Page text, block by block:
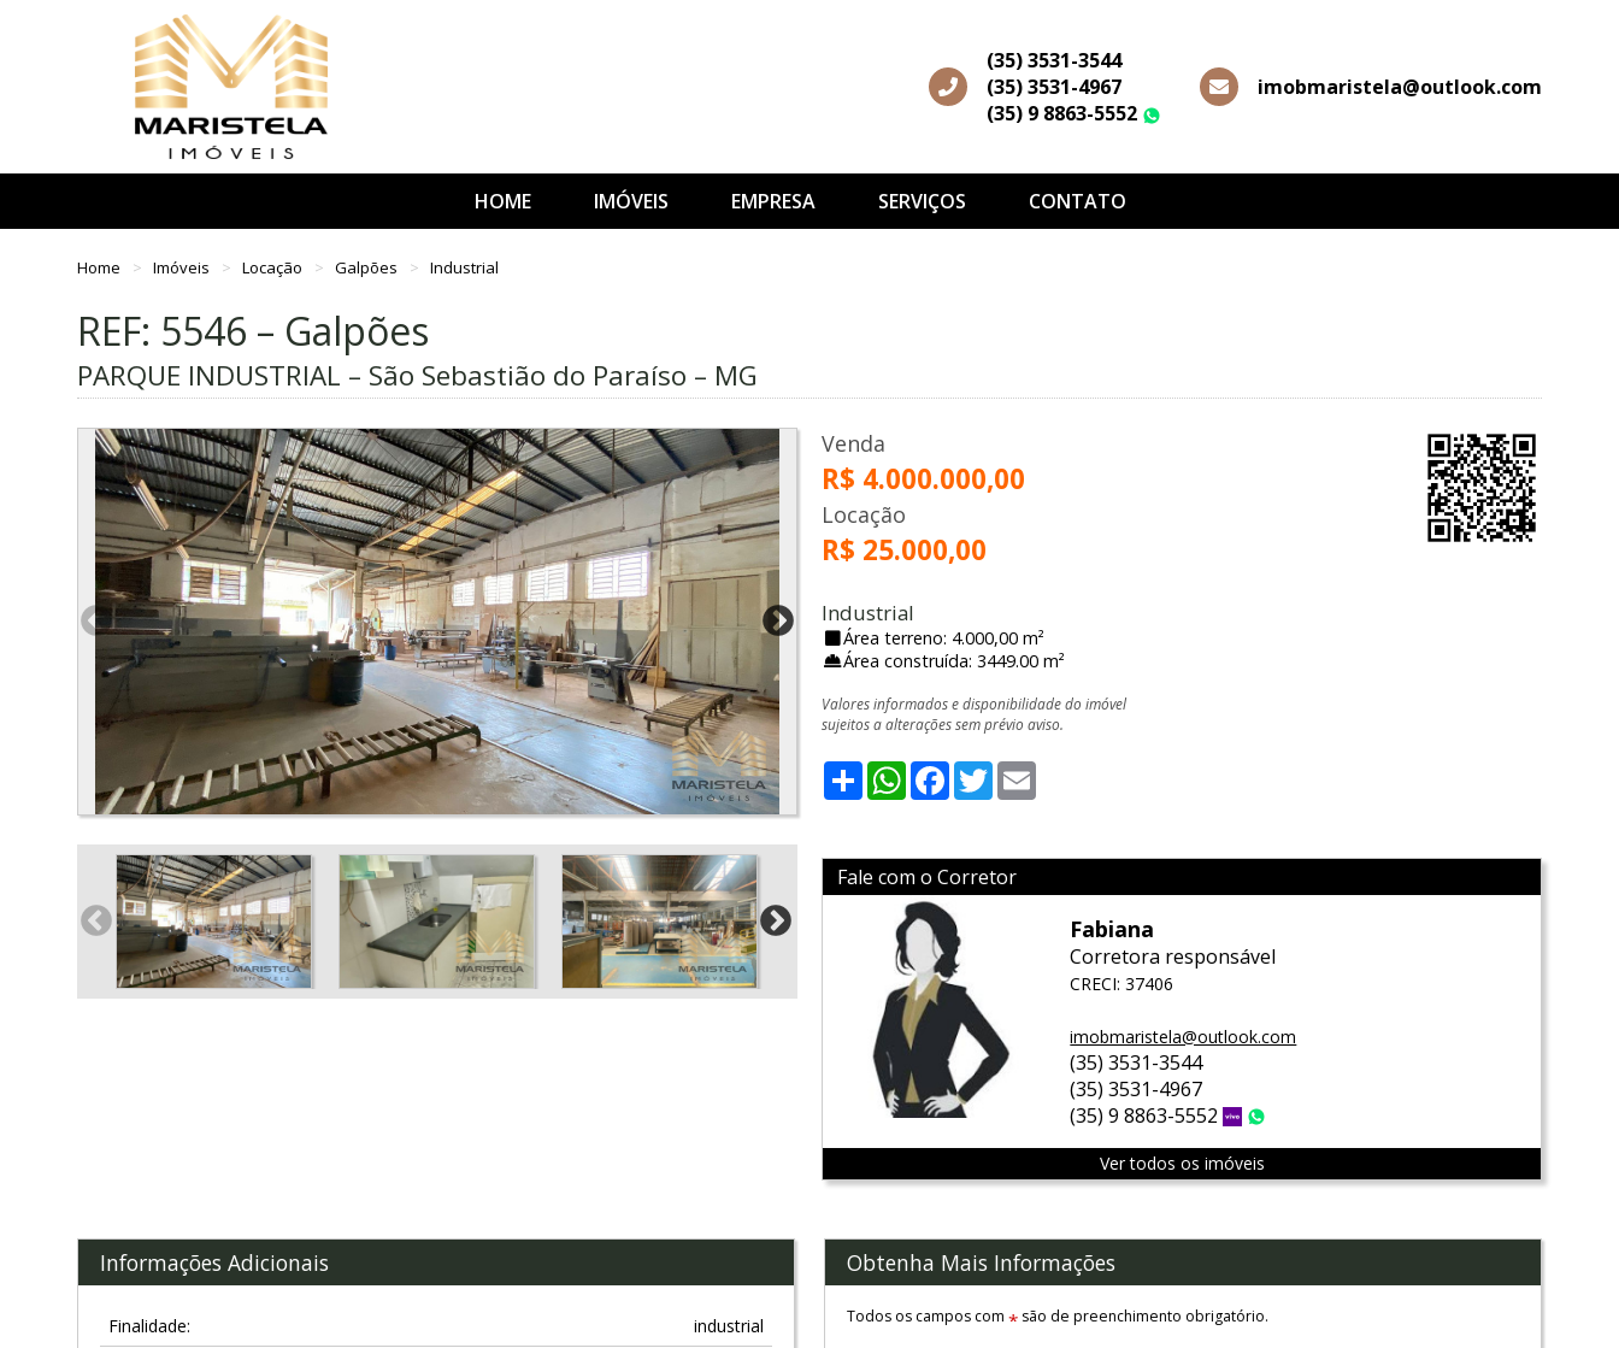
(35) 3531-3544
(35) 3531-4967
(35) 9 8863-5552
imobmaristela@outlook.com
HOME IMÓVEIS EMPRESA SERVIÇOS CONTATO
Home Imóveis Locação Galpões Industrial
REF: 5546 – Galpões
PARQUE INDUSTRIAL – São Sebastião do Paraíso – MG
Venda
R$ 4.000.000,00
Locação
R$ 25.000,00
Industrial
Área terreno: 4.000,00 m²
Área construída: 3449.00 m²
Valores informados e disponibilidade do imóvel
sujeitos a alterações sem prévio aviso.
ShareWhatsApp
Facebook
Twitter
Fale com o Corretor
Fabiana
Corretora responsável
CRECI: 37406
imobmaristela@outlook.com
(35) 3531-3544
(35) 3531-4967
(35) 9 8863-5552
Vivo
Ver todos os imóveis
Informações Adicionais
Finalidade: industrial
Obtenha Mais Informações
Todos os campos com *são de preenchimento obrigatório.